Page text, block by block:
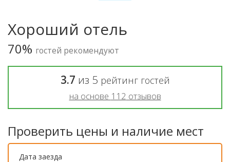
Хороший отель
70% гостей рекомендуют
3.7 из 5 рейтинг гостей
на основе 112 отзывов
Проверить цены и наличие мест
Дата заезда